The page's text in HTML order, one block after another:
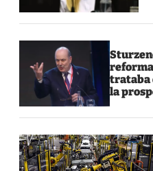
reforma
trataba
la